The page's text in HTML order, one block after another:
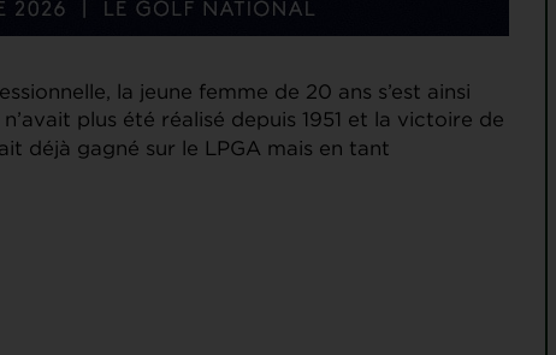
la jeune femme de 20 ans s’est ainsi
plus été réalisé depuis 1951 et la victoire de
déjà gagné sur le LPGA mais en tant